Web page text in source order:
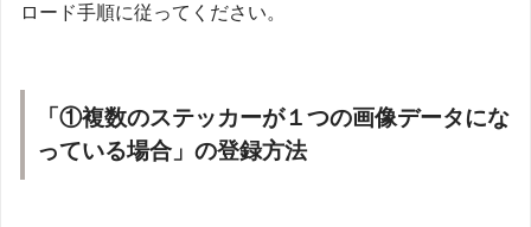
ロード手順に従ってください。
「①複数のステッカーが１つの画像データにな
っている場合」の登録方法